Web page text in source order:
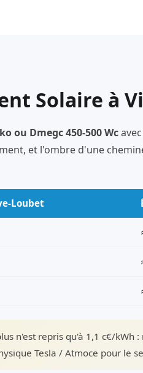
Solaire à
ou Dmegc 450-500 Wc
et l'ombre d'une
Loubet
n'est repris qu'à 1,1 c€/kWh
Tesla / Atmoce pour le